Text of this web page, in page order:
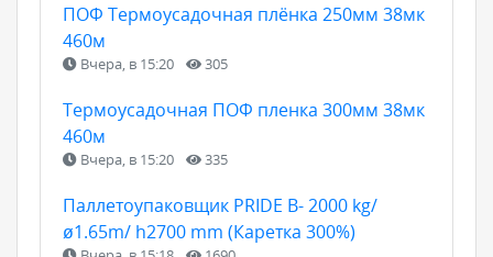
ПОФ Термоусадочная плёнка 250мм 38мк
460м
Вчера, в 15:20 305
Термоусадочная ПОФ пленка 300мм 38мк
460м
Вчера, в 15:20 335
Паллетоупаковщик PRIDE В- 2000 kg/
ø1.65m/ h2700 mm (Каретка 300%)